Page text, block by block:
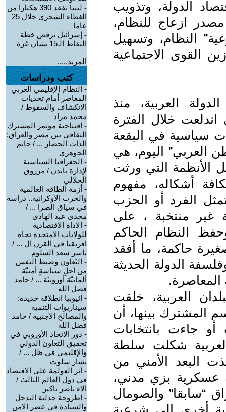
الدولة، وتذويب
ازعاج للنظام،
النظام، وتسهيل
القوى الاجتماعية
العربية، منذ
اندلعت خلال الفترة
سياسية في البقعة
العربي” اليوم، هي
الأنظمة التي ورثت
أشكاله، مفهوم
الفرد أو الحزب
غير منتخبة ، على
النظام الحاكم
حاكمة، ما أفقد
الدولة الحديثة
المعاصرة.
العربية، خلقت
المشترك بينها، أن
جاءت بانتخابات
شكلت سلطة
البعد الأمني من
عسكرية بزي مدني،
“سابقا” والصومال
-
ليبيا تفقد 390 هكتارا من
الغطاء الشجري خلال 25
عاما
- إسرائيل ترفض خطة
النقاط الـ15 بشأن غزة
المزيد.....
كتب ودراسات
- النظام الإقليمي العربي
المعاصر أمام تحديات
الانكشاف والسقوط /
محمد مراد
- افتتاحية مؤتمر المشترك
الثقافي بين مصر والعراق:
الذات الحضار ... / حاتم
الجوهرى
- الجغرافيا السياسية
لإدارة بايدن / مرزوق
الحلالي
- أزمة الطاقة العالمية
والحرب الأوكرانية.. دراسة
في سياق الصرا ... /
مجدى عبد الهادى
- الاداة الاقتصادية
للولايات الامتحدة تجاه
افريقيا في القرن ال ... /
ياسر سعد السلوم
- التّعاون وضبط النفس
من أجلِ سياسةٍ أمنيّة
ألمانيّة أوروبيّة ... / حامد
فضل الله
- إثيوبيا انطلاقة جديدة:
سيناريوات التنمية
والمصالح الأجنبية / حامد
فضل الله
- دور الاتحاد الأوروبي في
تحقيق التعاون الدولي
والإقليمي في ظل ... /
بشار سلوت
- أثر العولمة على الاقتصاد
في دول العالم الثالث /
الاء ناصر باكير
- اطروحة جدلية التدخل
والسيادة في عصر الامن